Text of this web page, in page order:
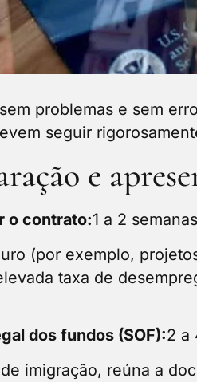
problemas e sem
seguir
e
o contrato:1 a 2
(por exemplo,
taxa de
dos fundos (SOF):2 a
imigração, reúna a